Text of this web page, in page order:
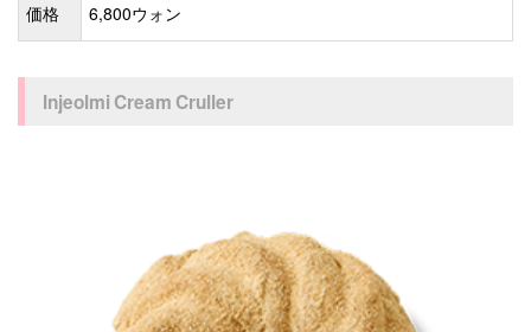
価格 6,800ウォン
Injeolmi Cream Cruller